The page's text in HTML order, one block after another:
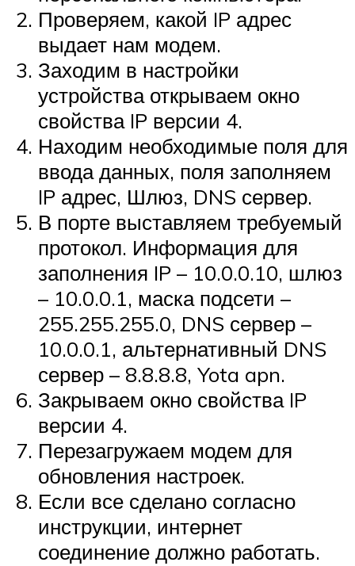
Проверяем, какой IP адрес
выдает нам модем.
Заходим в настройки
устройства открываем окно
свойства IP версии 4.
Находим необходимые поля для
ввода данных, поля заполняем
IP адрес, Шлюз, DNS сервер.
В порте выставляем требуемый
протокол. Информация для
заполнения IP – 10.0.0.10, шлюз
– 10.0.0.1, маска подсети –
255.255.255.0, DNS сервер –
10.0.0.1, альтернативный DNS
сервер – 8.8.8.8, Yota apn.
Закрываем окно свойства IP
версии 4.
Перезагружаем модем для
обновления настроек.
Если все сделано согласно
инструкции, интернет
соединение должно работать.